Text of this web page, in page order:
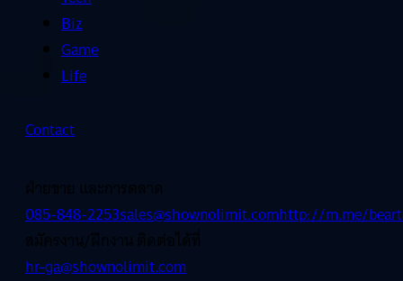
Biz
Game
Life
Contact
ฝ่ายขาย และการตลาด
085-848-2253sales@shownolimit.comhttp://m.me/
สมัครงาน/ฝึกงาน ติดต่อได้ที่
hr-ga@shownolimit.com